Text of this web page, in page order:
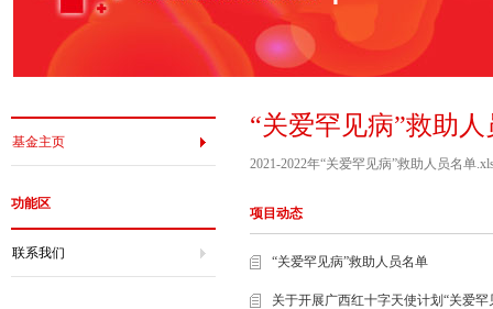
基金主页
功能区
联系我们
“关爱罕见病”救助
2021-2022年“关爱罕见病”救助人员名单
项目动态
“关爱罕见病”救助人员名单
关于开展广西红十字天使计划“关爱